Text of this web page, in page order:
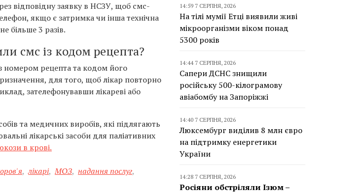
відповідну заявку в НСЗУ, щоб смс-
якщо є затримка чи інша технічна
більше 3 разів.
смс із кодом рецепта?
номером рецепта та кодом його
для того, щоб лікар повторно
зателефонувавши лікареві або
та медичних виробів, які підлягають
лікарські засоби для паліативних
в крові.
, лікарі, МОЗ, надання послуг,
14:59 7 СЕРПНЯ, 2026
На тілі мумії Етці виявили живі
мікроорганізми віком понад
5300 років
14:44 7 СЕРПНЯ, 2026
Сапери ДСНС знищили
російську 500-кілограмову
авіабомбу на Запоріжжі
14:40 7 СЕРПНЯ, 2026
Люксембург виділив 8 млн євро
на підтримку енергетики
України
14:28 7 СЕРПНЯ, 2026
Росіяни обстріляли Ізюм –